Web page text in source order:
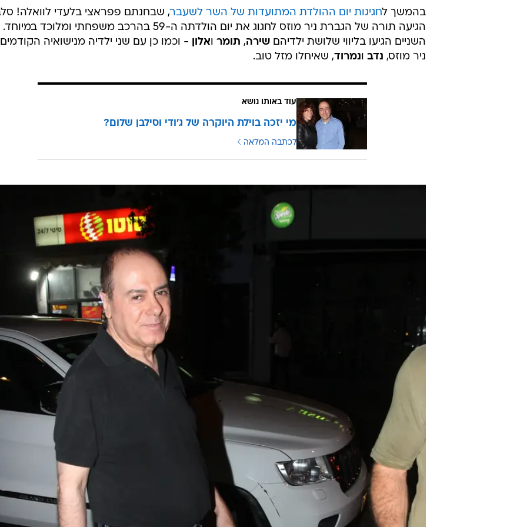
בהמשך לחגיגות יום ההולדת המתועדות של השר לשעבר, שבחנתם פפראצי בלעדי לוואלה!
הגיעה תורה של הגברת ניר מוזס לחגוג את יום הולדתה ה-59 בהרכב משפחתי ומלוכד במיוחד.
השניים הגיעו בליווי שלושת ילדיהם שירה, תומר ואלון - וכמו כן עם שני ילדיה מנישואיה
ניר מוזס, נדב ונמרוד, שאיחלו מזל טוב.
עוד באותו נושא
מי יזכה בוילת היוקרה של ג'ודי וסילבן שלום?
לכתבה המלאה